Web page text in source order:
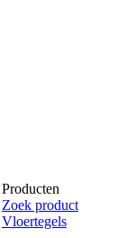
Producten
Zoek product
Vloertegels